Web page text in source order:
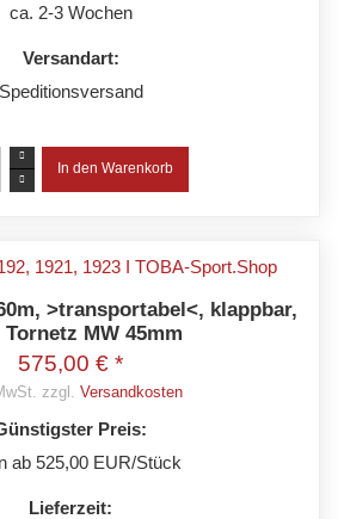
ca. 2-3 Wochen
Versandart:
Speditionsversand
>transportabel<, klappbar,
MW 45mm
575,00 € *
zzgl. Versandkosten
Preis:
ab 525,00 EUR/Stück
Lieferzeit: